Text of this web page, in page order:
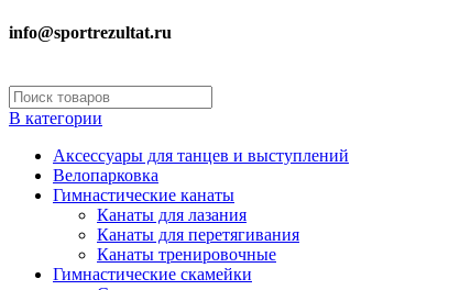
info@sportrezultat.ru
В категории
Аксессуары для танцев и выступлений
Велопарковка
Гимнастические канаты
Канаты для лазания
Канаты для перетягивания
Канаты тренировочные
Гимнастические скамейки